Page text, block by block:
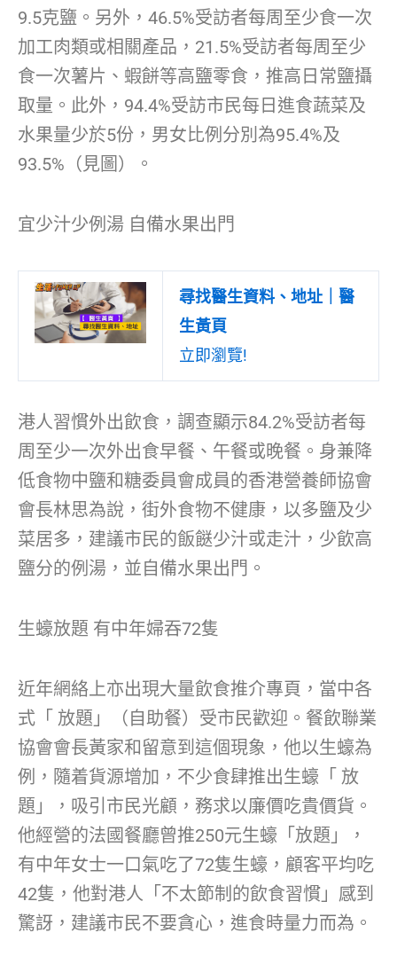
9.5克鹽。另外，46.5%受訪者每周至少食一次
加工肉類或相關產品，21.5%受訪者每周至少
食一次薯片、蝦餅等高鹽零食，推高日常鹽攝
取量。此外，94.4%受訪市民每日進食蔬菜及
水果量少於5份，男女比例分別為95.4%及
93.5%（見圖）。
宜少汁少例湯 自備水果出門
尋找醫生資料、地址｜醫
生黃頁
立即瀏覽!
港人習慣外出飲食，調查顯示84.2%受訪者每
周至少一次外出食早餐、午餐或晚餐。身兼降
低食物中鹽和糖委員會成員的香港營養師協會
會長林思為說，街外食物不健康，以多鹽及少
菜居多，建議市民的飯餸少汁或走汁，少飲高
鹽分的例湯，並自備水果出門。
生蠔放題 有中年婦吞72隻
近年網絡上亦出現大量飲食推介專頁，當中各
式「 放題」（自助餐）受市民歡迎。餐飲聯業
協會會長黃家和留意到這個現象，他以生蠔為
例，隨着貨源增加，不少食肆推出生蠔「 放
題」，吸引市民光顧，務求以廉價吃貴價貨。
他經營的法國餐廳曾推250元生蠔「放題」，
有中年女士一口氣吃了72隻生蠔，顧客平均吃
42隻，他對港人「不太節制的飲食習慣」感到
驚訝，建議市民不要貪心，進食時量力而為。